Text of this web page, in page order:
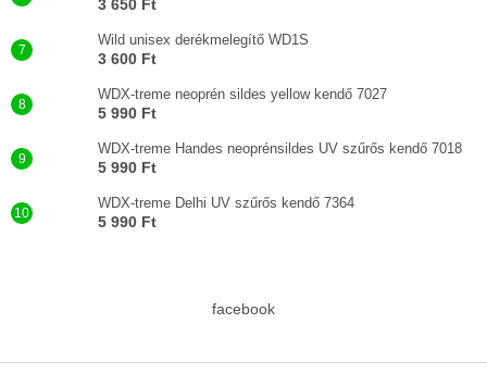
3 650 Ft
Wild unisex derékmelegítő WD1S
3 600 Ft
WDX-treme neoprén sildes yellow kendő 7027
5 990 Ft
WDX-treme Handes neoprénsildes UV szűrős kendő 7018
5 990 Ft
WDX-treme Delhi UV szűrős kendő 7364
5 990 Ft
facebook